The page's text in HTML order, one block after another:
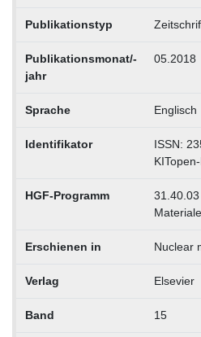
Publikationstyp
Publikationsmonat/-
jahr
05.2018
Sprache Englisch
Identifikator
ISSN:
HGF-Programm
Erschienen in Nuclear
Verlag Elsevier
Band 15